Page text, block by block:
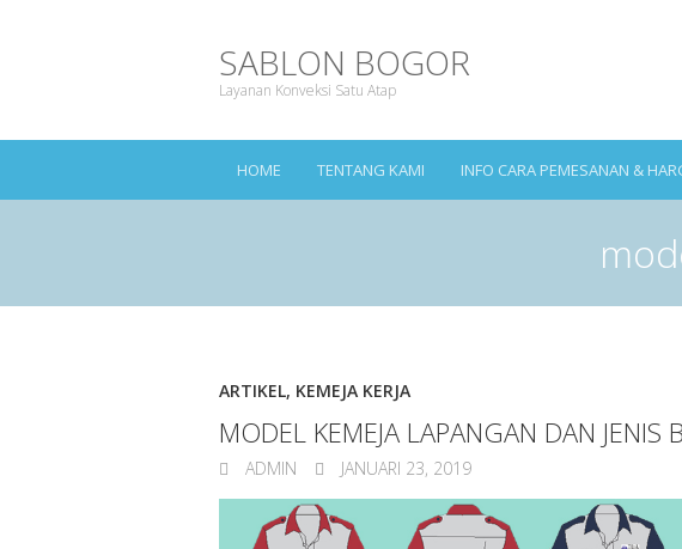
SABLON BOGOR
Layanan Konveksi Satu Atap
HOME TENTANG KAMI INFO CARA PEMESANAN &
ARTIKEL, KEMEJA KERJA
MODEL KEMEJA LAPANGAN DAN JENIS
ADMIN JANUARI 23, 2019